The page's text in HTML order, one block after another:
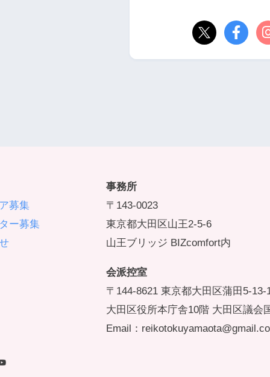
募集
ー募集
事務所
〒143-0023
東京都大田区山王2-5-6
山王ブリッジ BIZcomfort内
会派控室
〒144-8621 東京都大田区蒲田5-13-
大田区役所本庁舎10階 大田区議会
Email：